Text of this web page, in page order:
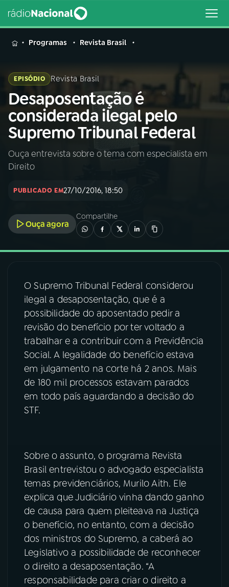
MENU
Buscar
na
Rádio
Nacional
Buscar
AO VIVO
INÍCIO
A RÁDIO
03PROGRAMAÇÃO
04 PROGRAMAS
PODCASTS
06VIDEOCASTS
ÚLTIMAS
ACOMPANHE A RÁDIO NACIONAL
Facebook
Instagram
TikTok
Programas Revista Brasil
EPISÓDIO Revista Brasil
Desaposentação é
considerada ilegal pelo
Supremo Tribunal Federal
Ouça entrevista sobre o tema com especialista em
Direito
PUBLICADO EM27/10/2016, 18:50
Ouça agora
Compartilhe
O Supremo Tribunal Federal considerou
ilegal a desaposentação, que é a
possibilidade do aposentado pedir a
revisão do benefício por ter voltado a
trabalhar e a contribuir com a Previdência
Social. A legalidade do benefício estava
em julgamento na corte há 2 anos. Mais
de 180 mil processos estavam parados
em todo país aguardando a decisão do
STF.
Sobre o assunto, o programa Revista
Brasil entrevistou o advogado especialista
temas previdenciários, Murilo Aith. Ele
explica que Judiciário vinha dando ganho
de causa para quem pleiteava na Justiça
o benefício, no entanto, com a decisão
dos ministros do Supremo, a caberá ao
Legislativo a possibilidade de reconhecer
o direito a desaposentação. “A
responsabilidade para criar o direito a